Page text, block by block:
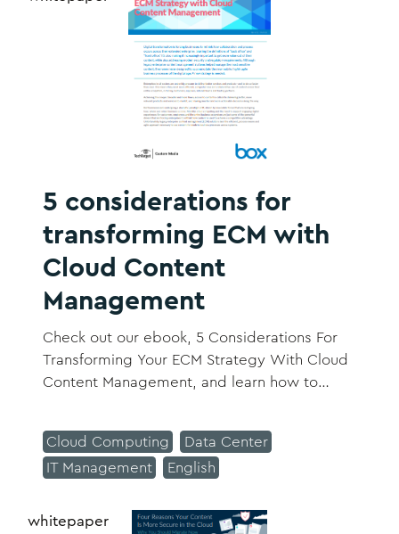
5 considerations for
transforming ECM with
Cloud Content
Management
Check out our ebook, 5 Considerations For
Transforming Your ECM Strategy With Cloud
Content Management, and learn how to
Cloud Computing
Data Center
IT Management
English
whitepaper